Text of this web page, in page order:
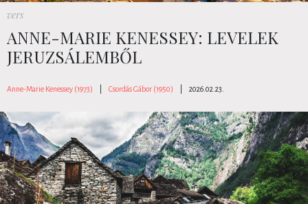
vers
ANNE-MARIE KENESSEY: LEVELEK
JERUZSÁLEMBŐL
Anne-Marie Kenessey (1973) Csordás Gábor (1950) 2026.02.23.